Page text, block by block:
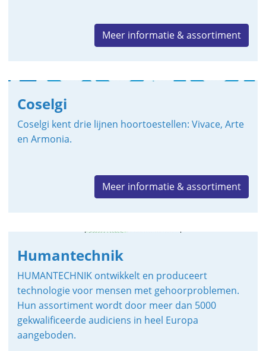
Meer informatie & assortiment
Coselgi
Coselgi kent drie lijnen hoortoestellen: Vivace, Arte
en Armonia.
Meer informatie & assortiment
Humantechnik
HUMANTECHNIK ontwikkelt en produceert
technologie voor mensen met gehoorproblemen.
Hun assortiment wordt door meer dan 5000
gekwalificeerde audiciens in heel Europa
aangeboden.